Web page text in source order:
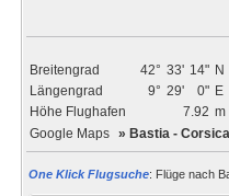
Breitengrad 42° 33' 14" N
Längengrad
9° 29' 0" E
Höhe Flughafen
7.92 m
Google Maps » Bastia - Corsica
One Klick Flugsuche: Flüge nach